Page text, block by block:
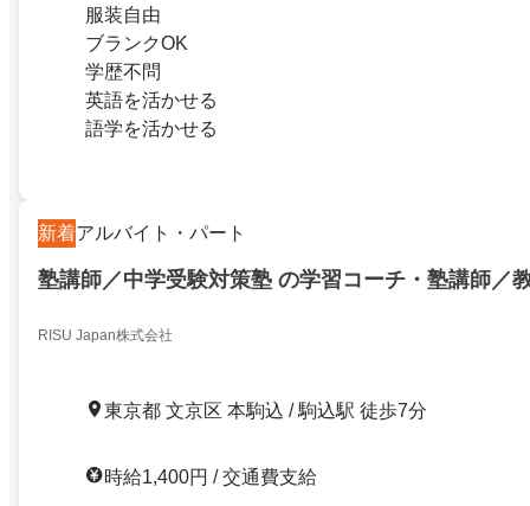
服装自由
ブランクOK
学歴不問
英語を活かせる
語学を活かせる
新着アルバイト・パート
塾講師／中学受験対策塾 の学習コーチ・塾講師／
RISU Japan株式会社
東京都 文京区 本駒込 / 駒込駅 徒歩7分
時給1,400円 / 交通費支給